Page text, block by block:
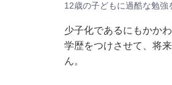
12歳の子どもに過酷な勉強
少子化であるにもかか
学歴をつけさせて、将
ん。